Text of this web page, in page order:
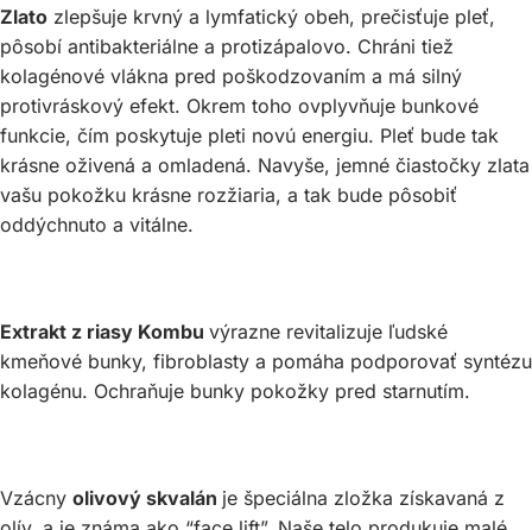
Zlato zlepšuje krvný a lymfatický obeh, prečisťuje pleť,
pôsobí antibakteriálne a protizápalovo. Chráni tiež
kolagénové vlákna pred poškodzovaním a má silný
protivráskový efekt. Okrem toho ovplyvňuje bunkové
funkcie, čím poskytuje pleti novú energiu. Pleť bude tak
krásne oživená a omladená. Navyše, jemné čiastočky zlata
vašu pokožku krásne rozžiaria, a tak bude pôsobiť
oddýchnuto a vitálne.
Extrakt z riasy Kombu výrazne revitalizuje ľudské
kmeňové bunky, fibroblasty a pomáha podporovať syntézu
kolagénu. Ochraňuje bunky pokožky pred starnutím.
Vzácny olivový skvalán je špeciálna zložka získavaná z